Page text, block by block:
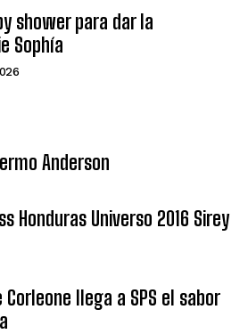
shower para dar la
Sophía
Anderson
Honduras Universo 2016 Sirey
llega a SPS el sabor